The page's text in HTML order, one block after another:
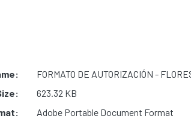
FORMATO DE AUTORIZACIÓN -
623.32 KB
Adobe Portable Document Format